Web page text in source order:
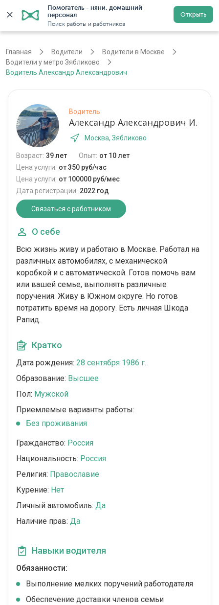
Помогатель - няни, домашний
персонал
Поиск работы и работников
Открыть
Регистрация
Главная Водители
Водители в Москве
Водители у метро Зябликово
Водитель Александр Александрович
Водитель
Александр Александрович И.
Москва, Зябликово
Возраст: 39 лет Опыт: от 10 лет
Цена услуги: от 350 руб/час
Цена услуги: от 100000 руб/мес
Дата регистрации: 2022 год
Связаться с работником
О себе
Всю жизнь живу и работаю в Москве. Работал на
различных автомобилях, с механической
коробкой и с автоматической. Готов помочь вам
или вашей семье, выполнять различные
поручения. Живу в Южном округе. Но готов
потратить время на дорогу. Есть личная Шкода
Рапид.
Кратко
Дата рождения: 28 сентября 1986 г.
Образование: Высшее
Пол: Мужской
Приемлемые варианты работы:
Без проживания
Гражданство: Россия
Национальность: Россия
Религия: Православие
Курение: Нет
Личный автомобиль: Да
Наличие прав: Да
Навыки водителя
Обязанности:
Выполнение мелких поручений работодателя
Обеспечение доставки членов семьи